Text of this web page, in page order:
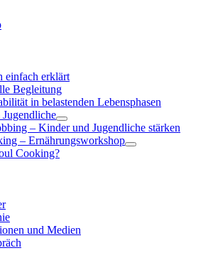
einfach erklärt
Begleitung
in belastenden Lebensphasen
– Kinder und Jugendliche stärken
– Ernährungsworkshop
Cooking?
und Medien